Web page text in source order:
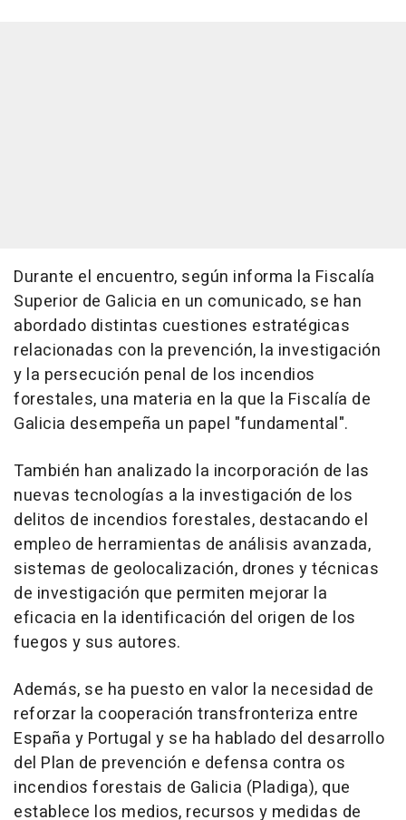
Durante el encuentro, según informa la Fiscalía
Superior de Galicia en un comunicado, se han
abordado distintas cuestiones estratégicas
relacionadas con la prevención, la investigación
y la persecución penal de los incendios
forestales, una materia en la que la Fiscalía de
Galicia desempeña un papel "fundamental".
También han analizado la incorporación de las
nuevas tecnologías a la investigación de los
delitos de incendios forestales, destacando el
empleo de herramientas de análisis avanzada,
sistemas de geolocalización, drones y técnicas
de investigación que permiten mejorar la
eficacia en la identificación del origen de los
fuegos y sus autores.
Además, se ha puesto en valor la necesidad de
reforzar la cooperación transfronteriza entre
España y Portugal y se ha hablado del desarrollo
del Plan de prevención e defensa contra os
incendios forestais de Galicia (Pladiga), que
establece los medios, recursos y medidas de